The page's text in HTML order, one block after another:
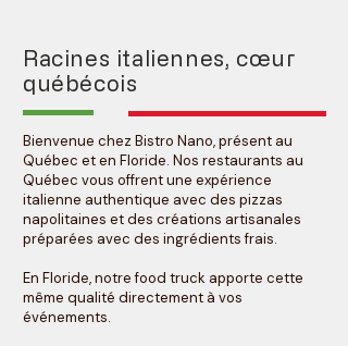
Racines italiennes, cœur
québécois
Bienvenue chez Bistro Nano, présent au
Québec et en Floride. Nos restaurants au
Québec vous offrent une expérience
italienne authentique avec des pizzas
napolitaines et des créations artisanales
préparées avec des ingrédients frais.
En Floride, notre food truck apporte cette
même qualité directement à vos
événements.